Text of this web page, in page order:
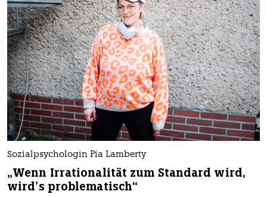
Sozialpsychologin Pia Lamberty
„Wenn Irrationalität zum Standard wird,
wird’s problematisch“